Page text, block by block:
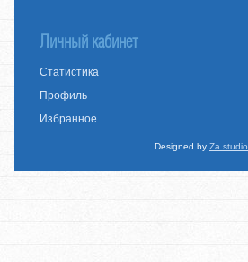
Личный кабинет
Статистика
Профиль
Избранное
Designed by Za studio